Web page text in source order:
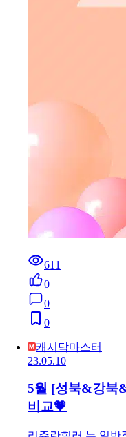
611
0
0
0
캐시닥마스터
23.05.10
5월 [성북&강북
비교💗